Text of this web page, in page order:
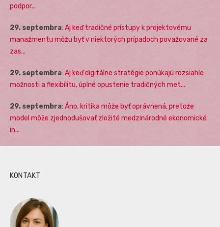
podpor...
29. septembra: Aj keď tradičné prístupy k projektovému
manažmentu môžu byť v niektorých prípadoch považované za
zas...
29. septembra: Aj keď digitálne stratégie ponúkajú rozsiahle
možnosti a flexibilitu, úplné opustenie tradičných met...
29. septembra: Áno, kritika môže byť oprávnená, pretože
model môže zjednodušovať zložité medzinárodné ekonomické
in...
KONTAKT